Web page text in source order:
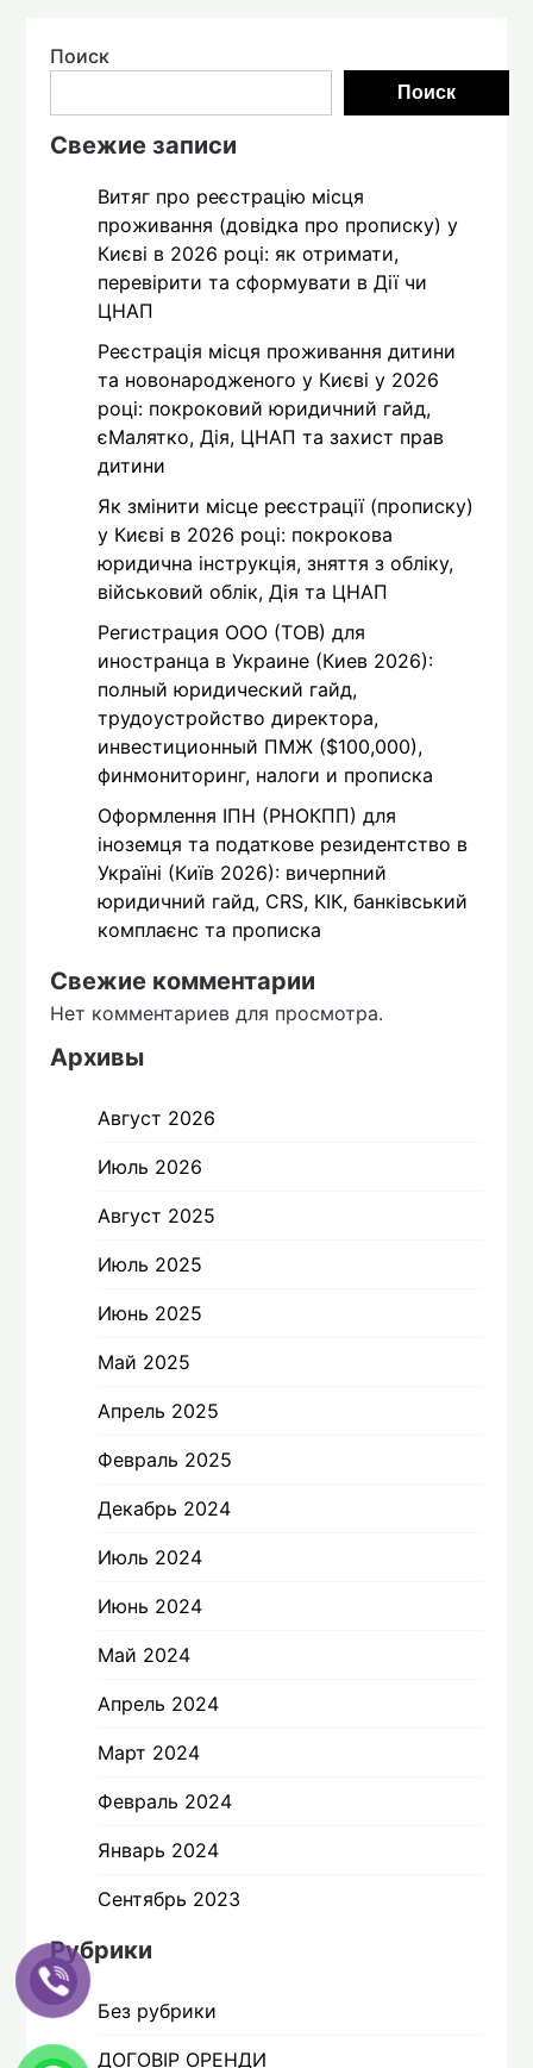
Поиск
Поиск
Свежие записи
Витяг про реєстрацію місця
проживання (довідка про прописку) у
Києві в 2026 році: як отримати,
перевірити та сформувати в Дії чи
ЦНАП
Реєстрація місця проживання дитини
та новонародженого у Києві у 2026
році: покроковий юридичний гайд,
єМалятко, Дія, ЦНАП та захист прав
дитини
Як змінити місце реєстрації (прописку)
у Києві в 2026 році: покрокова
юридична інструкція, зняття з обліку,
військовий облік, Дія та ЦНАП
Регистрация ООО (ТОВ) для
иностранца в Украине (Киев 2026):
полный юридический гайд,
трудоустройство директора,
инвестиционный ПМЖ ($100,000),
финмониторинг, налоги и прописка
Оформлення ІПН (РНОКПП) для
іноземця та податкове резидентство в
Україні (Київ 2026): вичерпний
юридичний гайд, CRS, КІК, банківський
комплаєнс та прописка
Свежие комментарии
Нет комментариев для просмотра.
Архивы
Август 2026
Июль 2026
Август 2025
Июль 2025
Июнь 2025
Май 2025
Апрель 2025
Февраль 2025
Декабрь 2024
Июль 2024
Июнь 2024
Май 2024
Апрель 2024
Март 2024
Февраль 2024
Январь 2024
Сентябрь 2023
Рубрики
Без рубрики
ДОГОВІР ОРЕНДИ